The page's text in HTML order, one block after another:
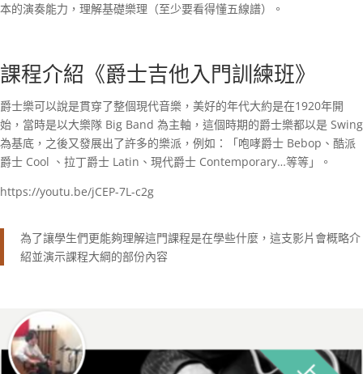
本的演奏能力，理解基礎樂理（至少要看得懂五線譜）。
課程介紹《爵士吉他入門訓練班》
爵士樂可以說是貫穿了整個現代音樂，美好的年代大約是在1920年開
始，當時是以大樂隊 Big Band 為主軸，這個時期的爵士樂都以是 Swing
為基底，之後又發展出了許多的樂派，例如：「咆哮爵士 Bebop、酷派
爵士 Cool 、拉丁爵士 Latin、現代爵士 Contemporary…等等」。
https://youtu.be/jCEP-7L-c2g
為了讓學生們更能夠理解這門課程是在學些什麼，這支影片會概略介
紹並演示課程大綱的部份內容